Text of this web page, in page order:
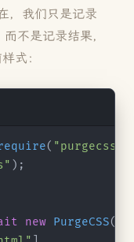
，我们只是记录
不是记录结果，
式：
( "purgecss"
);
new PurgeCSS().